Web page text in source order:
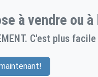
à vendre ou à
C'est plus